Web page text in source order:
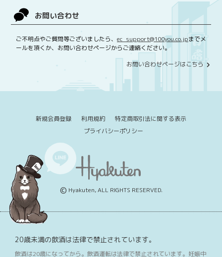
お問い合わせ
ご不明点やご質問等ございましたら、 ec_support@100you.co.jpまでメ
ールを頂くか、お問い合わせページからご連絡ください。
お問い合わせページはこちら
新規会員登録 利用規約
特定商取引法に関する表示
プライバシーポリシー
© Hyakuten, ALL RIGHTS RESERVED.
20歳未満の飲酒は法律で禁止されています。
飲酒は20歳になってから。飲酒運転は法律で禁止されています。妊娠中